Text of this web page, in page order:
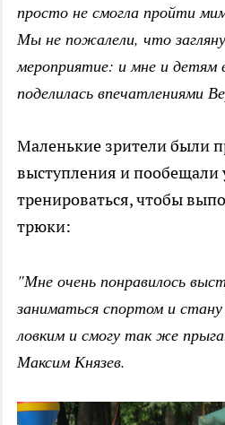
просто не смогла пройти
Мы не пожалели, что
мероприятие: и мне и детям
поделилась впечатлениями
Маленькие зрители были
выступления и пообещали
тренироваться, чтобы
трюки:
"Мне очень понравилось
заниматься спортом и
ловким и смогу так же
Максим Князев.